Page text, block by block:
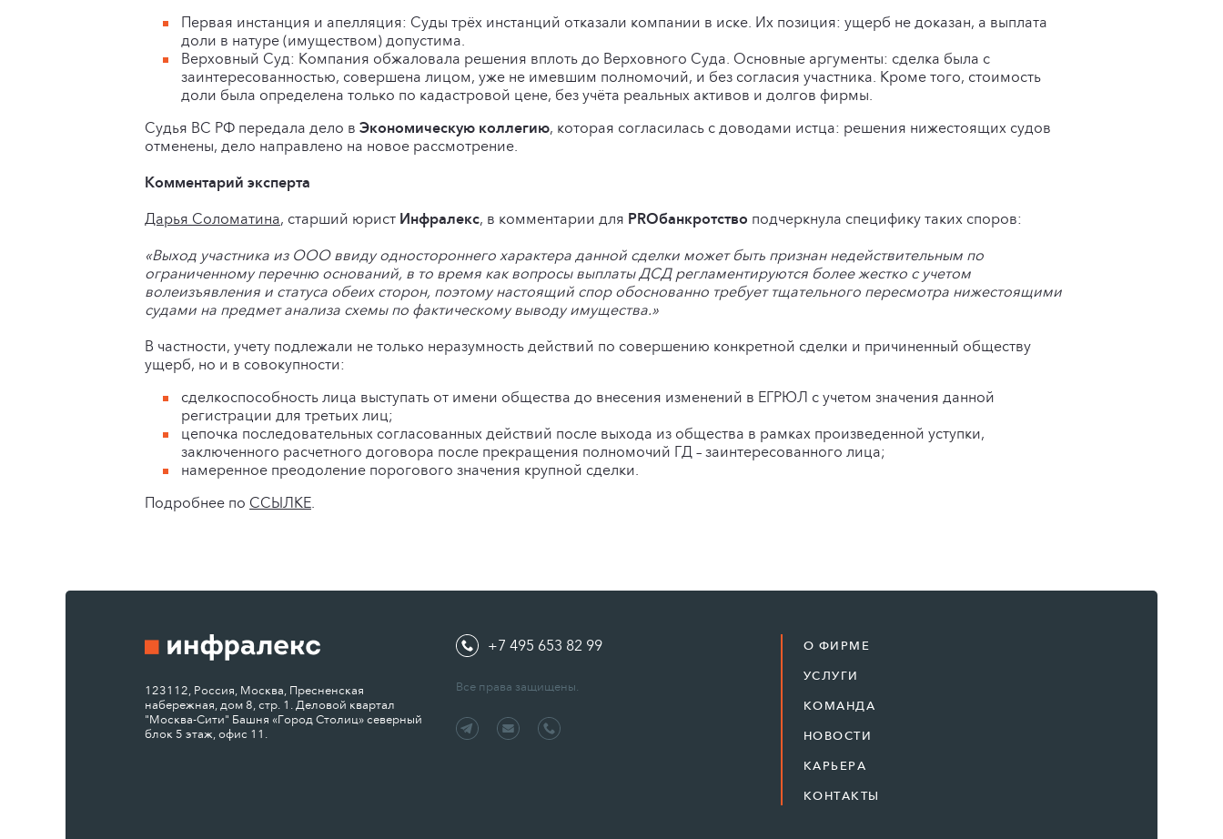
Первая инстанция и апелляция: Суды трёх инстанций отказали компании в иске. Их позиция: ущерб не доказан, а выплата
доли в натуре (имуществом) допустима.
Верховный Суд: Компания обжаловала решения вплоть до Верховного Суда. Основные аргументы: сделка была с
заинтересованностью, совершена лицом, уже не имевшим полномочий, и без согласия участника. Кроме того, стоимость
доли была определена только по кадастровой цене, без учёта реальных активов и долгов фирмы.
Судья ВС РФ передала дело в Экономическую коллегию, которая согласилась с доводами истца: решения нижестоящих судов
отменены, дело направлено на новое рассмотрение.
Комментарий эксперта
Дарья Соломатина, старший юрист Инфралекс, в комментарии для PROбанкротство подчеркнула специфику таких споров:
«Выход участника из ООО ввиду одностороннего характера данной сделки может быть признан недействительным по
ограниченному перечню оснований, в то время как вопросы выплаты ДСД регламентируются более жестко с учетом
волеизъявления и статуса обеих сторон, поэтому настоящий спор обоснованно требует тщательного пересмотра нижестоящими
судами на предмет анализа схемы по фактическому выводу имущества.»
В частности, учету подлежали не только неразумность действий по совершению конкретной сделки и причиненный обществу
ущерб, но и в совокупности:
сделкоспособность лица выступать от имени общества до внесения изменений в ЕГРЮЛ с учетом значения данной
регистрации для третьих лиц;
цепочка последовательных согласованных действий после выхода из общества в рамках произведенной уступки,
заключенного расчетного договора после прекращения полномочий ГД – заинтересованного лица;
намеренное преодоление порогового значения крупной сделки.
Подробнее по ССЫЛКЕ.
123112, Россия, Москва, Пресненская
набережная, дом 8, стр. 1. Деловой квартал
"Москва-Сити" Башня «Город Столиц» северный
блок 5 этаж, офис 11.
+7 495 653 82 99
Все права защищены.
О ФИРМЕ
УСЛУГИ
КОМАНДА
НОВОСТИ
КАРЬЕРА
КОНТАКТЫ